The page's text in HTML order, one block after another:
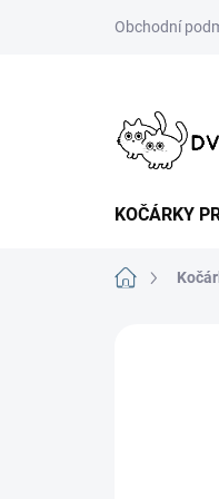
Obchodní
KOČÁRKY
Domů